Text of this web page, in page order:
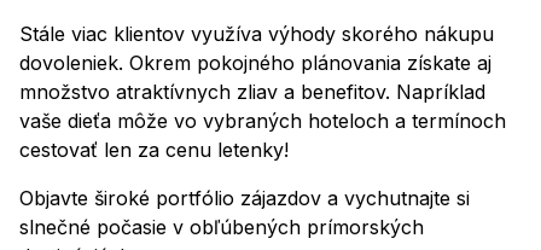
Stále viac klientov využíva výhody skorého nákupu
dovoleniek. Okrem pokojného plánovania získate aj
množstvo atraktívnych zliav a benefitov. Napríklad
vaše dieťa môže vo vybraných hoteloch a termínoch
cestovať len za cenu letenky!
Objavte široké portfólio zájazdov a vychutnajte si
slnečné počasie v obľúbených prímorských